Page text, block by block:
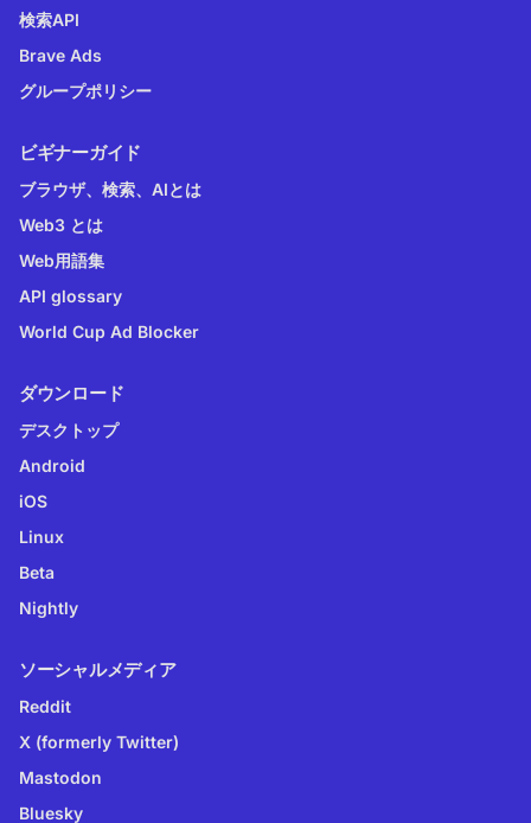
検索API
Brave Ads
グループポリシー
ビギナーガイド
ブラウザ、検索、AIとは
Web3 とは
Web用語集
API glossary
World Cup Ad Blocker
ダウンロード
デスクトップ
Android
iOS
Linux
Beta
Nightly
ソーシャルメディア
Reddit
X (formerly Twitter)
Mastodon
Bluesky